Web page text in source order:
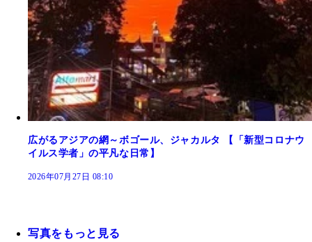
広がるアジアの網～ボゴール、ジャカルタ 【「新型コロナウ
イルス学者」の平凡な日常】
2026年07月27日 08:10
写真をもっと見る